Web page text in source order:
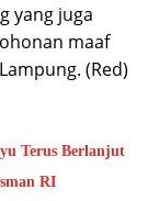
yang juga
maaf
(Red)
Pencarian Korban Tenggelam di Curug Sri Rahayu Terus Berlanjut
RI